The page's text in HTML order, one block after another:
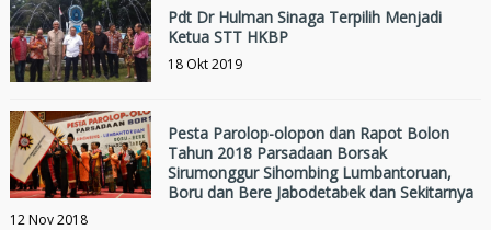
Pdt Dr Hulman Sinaga Terpilih Menjadi
Ketua STT HKBP
18 Okt 2019
Pesta Parolop-olopon dan Rapot Bolon
Tahun 2018 Parsadaan Borsak
Sirumonggur Sihombing Lumbantoruan,
Boru dan Bere Jabodetabek dan Sekitarnya
12 Nov 2018